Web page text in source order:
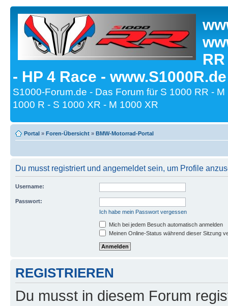
- HP 4 Race -
S1000-Forum.de - Das Forum für S 1000 RR -
1000 R - S 1000 XR - M 1000 XR
Portal » Foren-Übersicht » BMW-Motorrad-Portal
Du musst registriert und angemeldet sein, um Profile
Username:
Passwort:
Ich habe mein Passwort vergessen
Mich bei jedem Besuch automatisch anmelden
Meinen Online-Status während dieser Sitzung
REGISTRIEREN
Du musst in diesem Forum